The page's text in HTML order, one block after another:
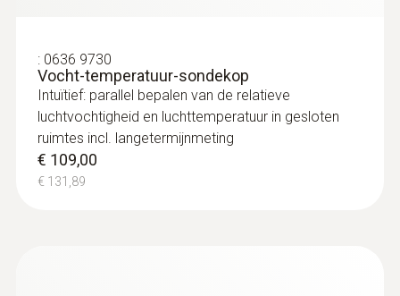
: 0636 9730
Vocht-temperatuur-sondekop
Intuïtief: parallel bepalen van de relatieve
luchtvochtigheid en luchttemperatuur in gesloten
ruimtes incl. langetermijnmeting
€ 109,00
€ 131,89